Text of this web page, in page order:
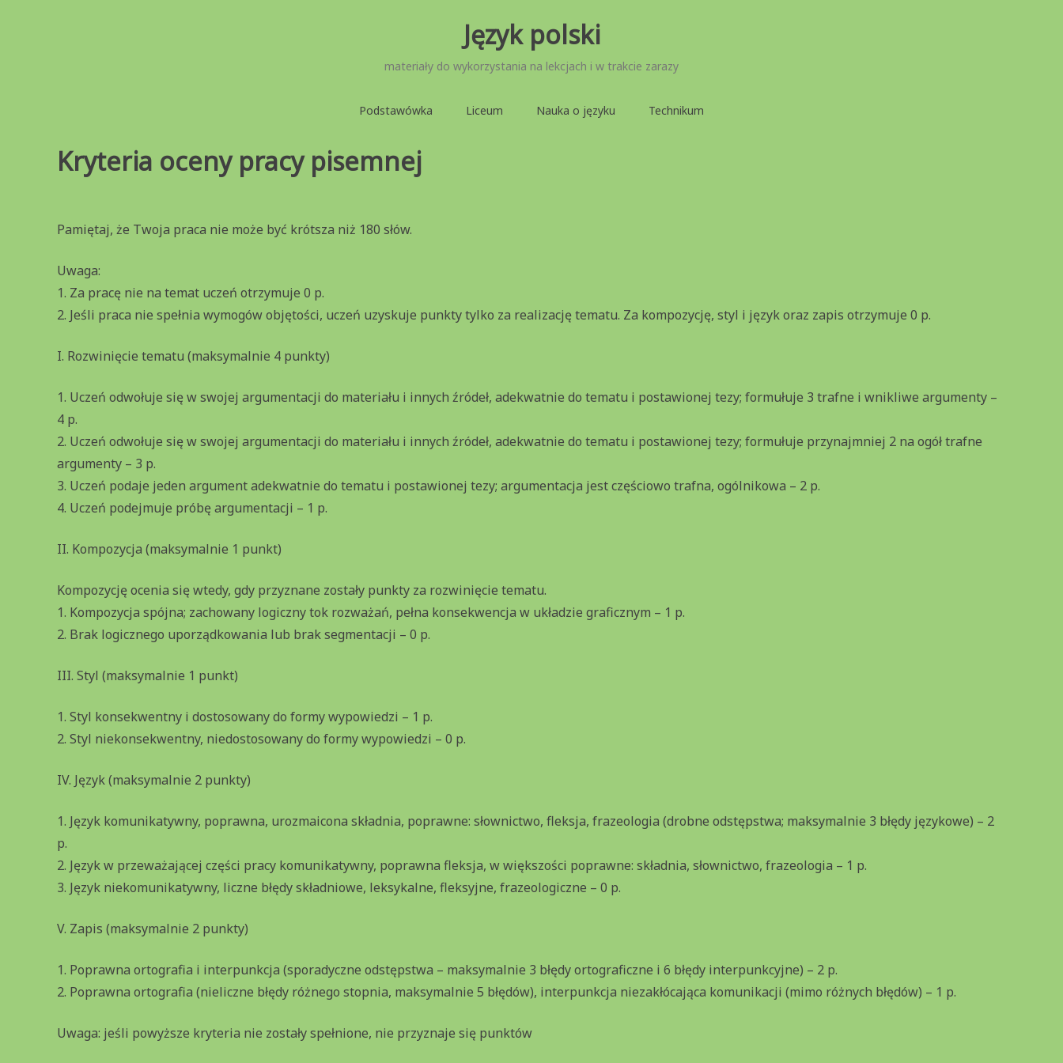
Język polski
materiały do wykorzystania na lekcjach i w trakcie zarazy
Podstawówka Liceum Nauka o języku Technikum
Kryteria oceny pracy pisemnej
Pamiętaj, że Twoja praca nie może być krótsza niż 180 słów.
Uwaga:
1. Za pracę nie na temat uczeń otrzymuje 0 p.
2. Jeśli praca nie spełnia wymogów objętości, uczeń uzyskuje punkty tylko za realizację tematu. Za kompozycję, styl i język oraz zapis otrzymuje 0 p.
I. Rozwinięcie tematu (maksymalnie 4 punkty)
1. Uczeń odwołuje się w swojej argumentacji do materiału i innych źródeł, adekwatnie do tematu i postawionej tezy; formułuje 3 trafne i wnikliwe argumenty –
4 p.
2. Uczeń odwołuje się w swojej argumentacji do materiału i innych źródeł, adekwatnie do tematu i postawionej tezy; formułuje przynajmniej 2 na ogół trafne
argumenty – 3 p.
3. Uczeń podaje jeden argument adekwatnie do tematu i postawionej tezy; argumentacja jest częściowo trafna, ogólnikowa – 2 p.
4. Uczeń podejmuje próbę argumentacji – 1 p.
II. Kompozycja (maksymalnie 1 punkt)
Kompozycję ocenia się wtedy, gdy przyznane zostały punkty za rozwinięcie tematu.
1. Kompozycja spójna; zachowany logiczny tok rozważań, pełna konsekwencja w układzie graficznym – 1 p.
2. Brak logicznego uporządkowania lub brak segmentacji – 0 p.
III. Styl (maksymalnie 1 punkt)
1. Styl konsekwentny i dostosowany do formy wypowiedzi – 1 p.
2. Styl niekonsekwentny, niedostosowany do formy wypowiedzi – 0 p.
IV. Język (maksymalnie 2 punkty)
1. Język komunikatywny, poprawna, urozmaicona składnia, poprawne: słownictwo, fleksja, frazeologia (drobne odstępstwa; maksymalnie 3 błędy językowe) – 2
p.
2. Język w przeważającej części pracy komunikatywny, poprawna fleksja, w większości poprawne: składnia, słownictwo, frazeologia – 1 p.
3. Język niekomunikatywny, liczne błędy składniowe, leksykalne, fleksyjne, frazeologiczne – 0 p.
V. Zapis (maksymalnie 2 punkty)
1. Poprawna ortografia i interpunkcja (sporadyczne odstępstwa – maksymalnie 3 błędy ortograficzne i 6 błędy interpunkcyjne) – 2 p.
2. Poprawna ortografia (nieliczne błędy różnego stopnia, maksymalnie 5 błędów), interpunkcja niezakłócająca komunikacji (mimo różnych błędów) – 1 p.
Uwaga: jeśli powyższe kryteria nie zostały spełnione, nie przyznaje się punktów